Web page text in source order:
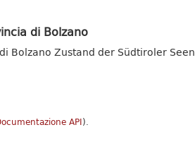
di Bolzano
Bolzano Zustand der Südtiroler Seen
API).